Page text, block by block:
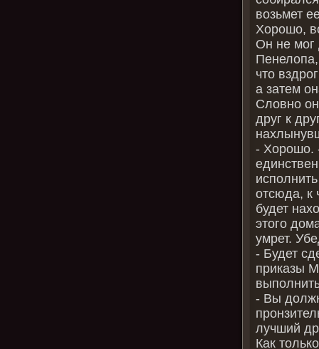
возьмет
Хорошо,
Он не мог
что
а затем
Словно
друг к
‑ Хорошо.
отсюда, к
будет
этого
умрет.
‑ Будет
приказы
‑ Вы
лучший
Как